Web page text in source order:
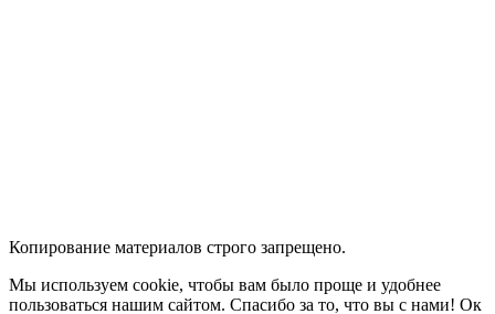
Копирование материалов строго запрещено.
Мы используем cookie, чтобы вам было проще и удобнее
пользоваться нашим сайтом. Спасибо за то, что вы с нами! Ок